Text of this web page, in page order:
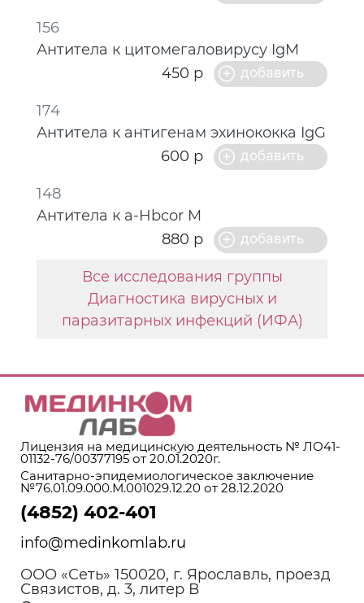
156
Антитела к цитомегаловирусу IgM
450 р
174
Антитела к антигенам эхинококка IgG
600 р
148
Антитела к a-Hbcor M
880 р
Все исследования группы
Диагностика вирусных и
паразитарных инфекций (ИФА)
Лицензия на медицинскую деятельность № ЛО41-
01132-76/00377195 от 20.01.2020г.
Санитарно-эпидемиологическое заключение
№76.01.09.000.М.001029.12.20 от 28.12.2020
(4852) 402-401
info@medinkomlab.ru
ООО «Сеть» 150020, г. Ярославль, проезд
Связистов, д. 3, литер В